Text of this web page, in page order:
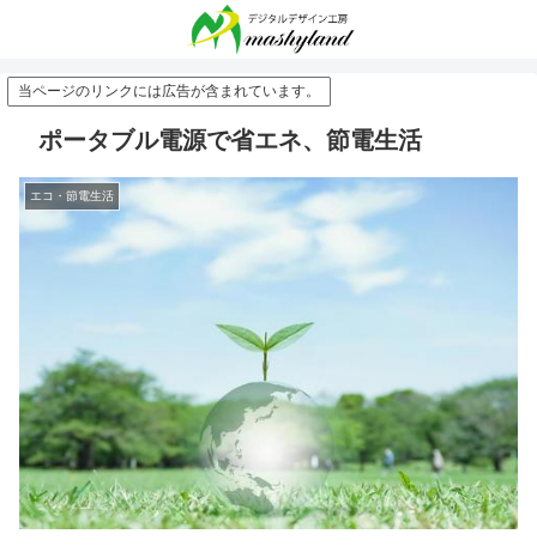
当ページのリンクには広告が含まれています。
ポータブル電源で省エネ、節電生活
エコ・節電生活